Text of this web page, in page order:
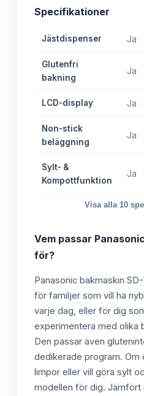
Specifikationer
Jästdispenser Ja
Glutenfri
bakning
Ja
LCD-display Ja
Non-stick
beläggning
Ja
Sylt- &
Kompottfunktion
Ja
Visa alla 10
Vem passar
för?
Panasonic bakmaskin
för familjer som vill ha
varje dag, eller för dig
experimentera med olika
Den passar även
dedikerade program. Om
limpor eller vill göra sylt
modellen för dig. Jämfört